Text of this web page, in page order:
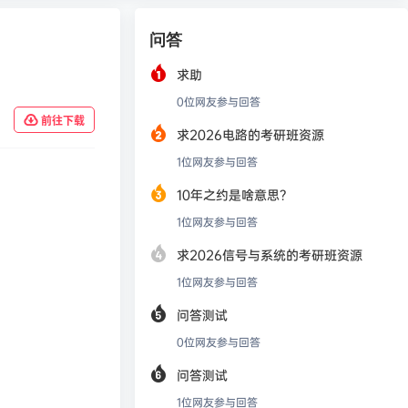
前往下载
问答
求助
0位网友参与回答
求2026电路的考研班资源
1位网友参与回答
10年之约是啥意思？
1位网友参与回答
求2026信号与系统的考研班资源
1位网友参与回答
问答测试
0位网友参与回答
问答测试
1位网友参与回答